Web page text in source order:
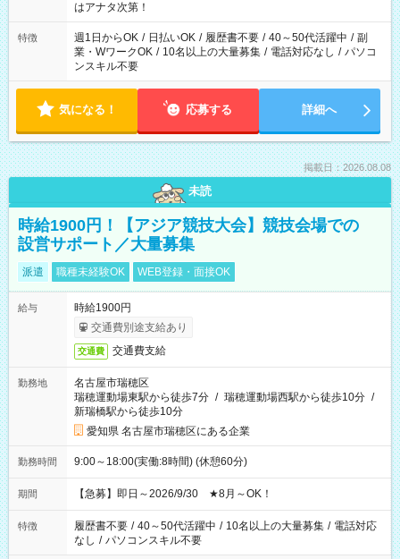
はアナタ次第！
特徴 週1日からOK / 日払いOK / 履歴書不要 / 40～50代活躍中 / 副
業・WワークOK / 10名以上の大量募集 / 電話対応なし / パソコ
ンスキル不要
気になる！ 応募する 詳細へ
掲載日：2026.08.08
未読
時給1900円！【アジア競技大会】競技会場での
設営サポート／大量募集
派遣 職種未経験OK WEB登録・面接OK
給与
時給1900円
交通費別途支給あり
交通費 交通費支給
勤務地
名古屋市瑞穂区
瑞穂運動場東駅から徒歩7分 / 瑞穂運動場西駅から徒歩10分 /
新瑞橋駅から徒歩10分
愛知県 名古屋市瑞穂区にある企業
勤務時間 9:00～18:00(実働:8時間) (休憩60分)
期間 【急募】即日～2026/9/30 ★8月～OK！
特徴 履歴書不要 / 40～50代活躍中 / 10名以上の大量募集 / 電話対応
なし / パソコンスキル不要